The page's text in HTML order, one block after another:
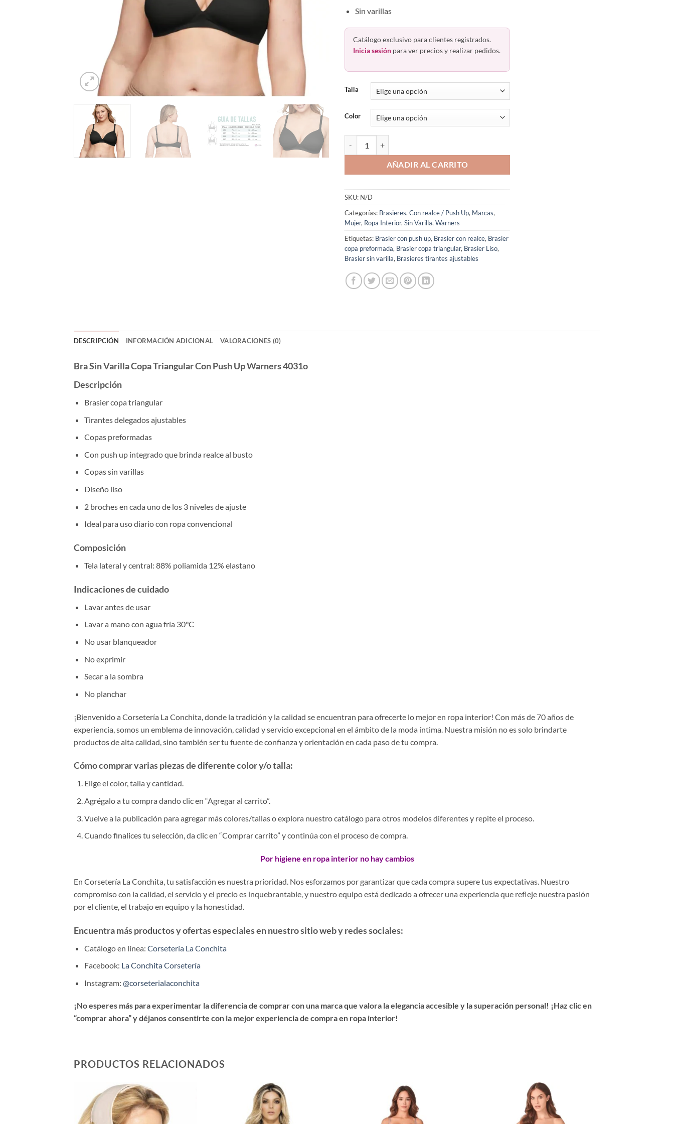
Sin varillas
Catálogo exclusivo para clientes registrados.
Inicia sesión para ver precios y realizar pedidos.
Talla
Color
AÑADIR AL CARRITO
SKU: N/D
Categorías: Brasieres, Con realce / Push Up, Marcas,
Mujer, Ropa Interior, Sin Varilla, Warners
Etiquetas: Brasier con push up, Brasier con realce, Brasier
copa preformada, Brasier copa triangular, Brasier Liso,
Brasier sin varilla, Brasieres tirantes ajustables
DESCRIPCIÓN INFORMACIÓN ADICIONAL VALORACIONES (0)
Bra Sin Varilla Copa Triangular Con Push Up Warners 4031o
Descripción
Brasier copa triangular
Tirantes delegados ajustables
Copas preformadas
Con push up integrado que brinda realce al busto
Copas sin varillas
Diseño liso
2 broches en cada uno de los 3 niveles de ajuste
Ideal para uso diario con ropa convencional
Composición
Tela lateral y central: 88% poliamida 12% elastano
Indicaciones de cuidado
Lavar antes de usar
Lavar a mano con agua fría 30°C
No usar blanqueador
No exprimir
Secar a la sombra
No planchar
¡Bienvenido a Corsetería La Conchita, donde la tradición y la calidad se encuentran para ofrecerte lo mejor en ropa interior! Con más de 70 años de
experiencia, somos un emblema de innovación, calidad y servicio excepcional en el ámbito de la moda íntima. Nuestra misión no es solo brindarte
productos de alta calidad, sino también ser tu fuente de confianza y orientación en cada paso de tu compra.
Cómo comprar varias piezas de diferente color y/o talla:
Elige el color, talla y cantidad.
Agrégalo a tu compra dando clic en “Agregar al carrito”.
Vuelve a la publicación para agregar más colores/tallas o explora nuestro catálogo para otros modelos diferentes y repite el proceso.
Cuando finalices tu selección, da clic en “Comprar carrito” y continúa con el proceso de compra.
Por higiene en ropa interior no hay cambios
En Corsetería La Conchita, tu satisfacción es nuestra prioridad. Nos esforzamos por garantizar que cada compra supere tus expectativas. Nuestro
compromiso con la calidad, el servicio y el precio es inquebrantable, y nuestro equipo está dedicado a ofrecer una experiencia que refleje nuestra pasión
por el cliente, el trabajo en equipo y la honestidad.
Encuentra más productos y ofertas especiales en nuestro sitio web y redes sociales:
Catálogo en línea: Corsetería La Conchita
Facebook: La Conchita Corsetería
Instagram: @corseterialaconchita
¡No esperes más para experimentar la diferencia de comprar con una marca que valora la elegancia accesible y la superación personal! ¡Haz clic en
“comprar ahora” y déjanos consentirte con la mejor experiencia de compra en ropa interior!
PRODUCTOS RELACIONADOS